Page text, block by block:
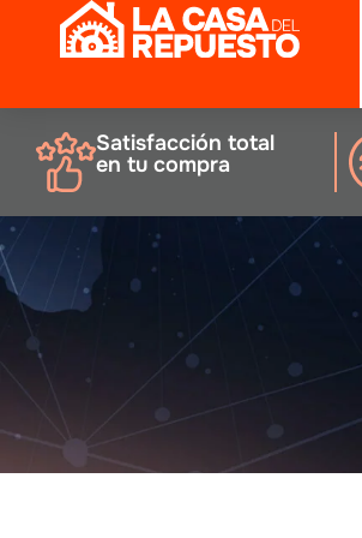
Satisfacción total
en tu compra